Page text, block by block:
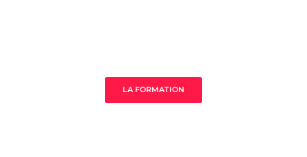
LA FORMATION